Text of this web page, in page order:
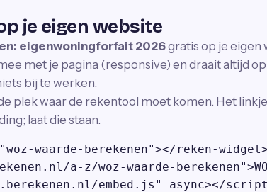
je eigen website
eigenwoningforfait 2026gratis op je eigen
met je pagina (responsive) en draait altijd
bij te werken.
plek waar de rekentool moet komen. Het
laat die staan.
waarde-berekenen"></reken-widget>
a-z/woz-waarde-
embed.js" async></